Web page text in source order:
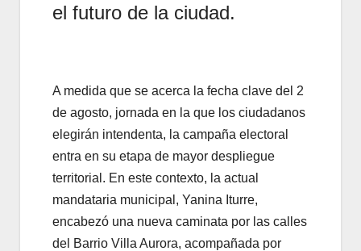
el futuro de la ciudad.
A medida que se acerca la fecha clave del 2
de agosto, jornada en la que los ciudadanos
elegirán intendenta, la campaña electoral
entra en su etapa de mayor despliegue
territorial. En este contexto, la actual
mandataria municipal, Yanina Iturre,
encabezó una nueva caminata por las calles
del Barrio Villa Aurora, acompañada por